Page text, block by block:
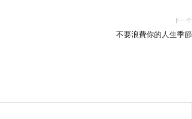
下一个
不要浪費你的人生季節